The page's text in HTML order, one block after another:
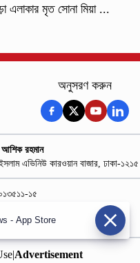
এলাকার মৃত সোনা মিয়া ...
অনুসরণ করুন
আশিক রহমান
এভিনিউ কারওয়ান বাজার, ঢাকা-১২১৫
১৫
|Advertisement
- App Store